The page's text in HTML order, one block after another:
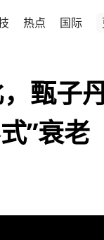
热点 国际
甄子
”衰老